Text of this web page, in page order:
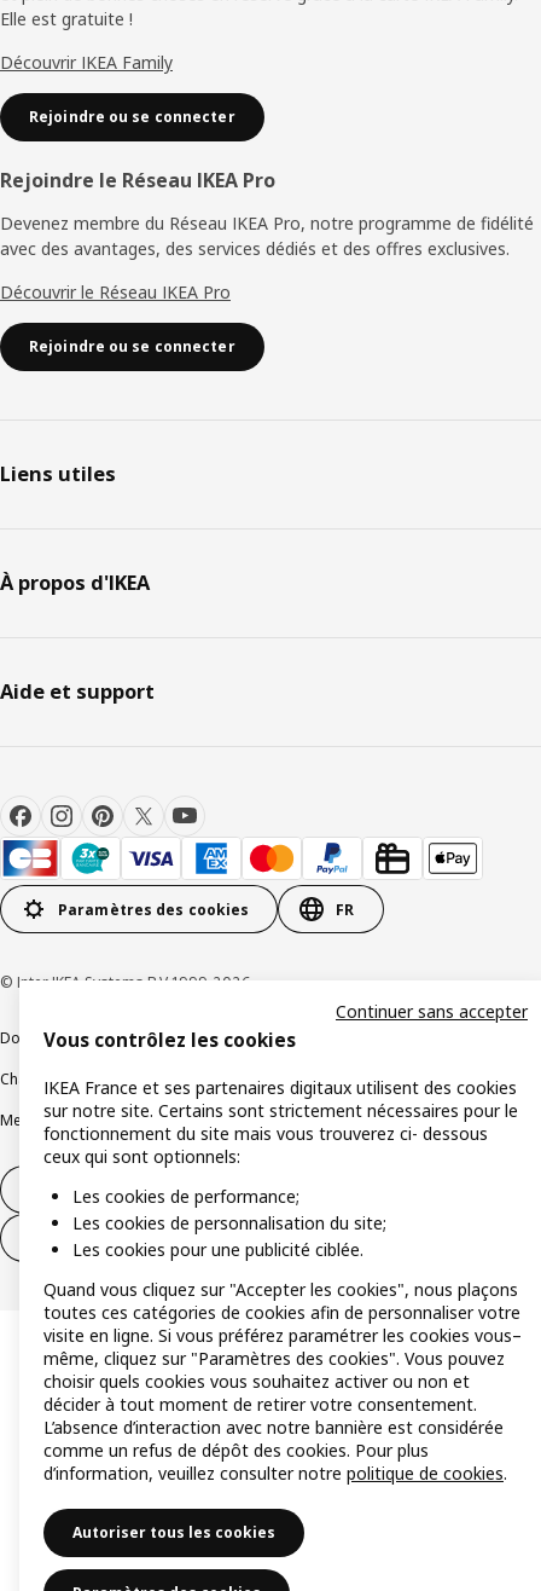
Elle est gratuite !
Découvrir IKEA Family
Rejoindre ou se connecter
Rejoindre le Réseau IKEA Pro
Devenez membre du Réseau IKEA Pro, notre programme de fidélité
avec des avantages, des services dédiés et des offres exclusives.
Découvrir le Réseau IKEA Pro
Rejoindre ou se connecter
Liens utiles
À propos d'IKEA
Aide et support
Paramètres des cookies FR
© Inter IKEA Systems B.V 1999-2026
Documents juridiques et informations légales
Charte de protection des données
Politique relative aux cookies
Mentions légales Alertes fraudeRappel produitAccessibilité : non conforme
Formulaire de rétractation – produits
Formulaire de rétractation – services
Vous contrôlez les cookies
IKEA France et ses partenaires digitaux utilisent des cookies
sur notre site. Certains sont strictement nécessaires pour le
fonctionnement du site mais vous trouverez ci- dessous
ceux qui sont optionnels:
Les cookies de performance;
Les cookies de personnalisation du site;
Les cookies pour une publicité ciblée.
Quand vous cliquez sur "Accepter les cookies", nous plaçons
toutes ces catégories de cookies afin de personnaliser votre
visite en ligne. Si vous préférez paramétrer les cookies vous–
même, cliquez sur "Paramètres des cookies". Vous pouvez
choisir quels cookies vous souhaitez activer ou non et
décider à tout moment de retirer votre consentement.
L’absence d’interaction avec notre bannière est considérée
comme un refus de dépôt des cookies. Pour plus
d’information, veuillez consulter notre politique de cookies.
Autoriser tous les cookies
Continuer sans accepter